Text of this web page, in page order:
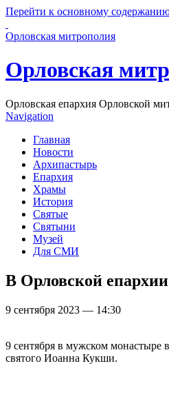
Перейти к основному
Орловская митрополия
Орловская
Орловская епархия Орловской
Navigation
Главная
Новости
Архипастырь
Епархия
Храмы
История
Святые
Святыни
Музей
Для СМИ
В Орловской
9 сентября 2023 — 14:30
9 сентября в мужском монастыре
святого Иоанна Кукши.